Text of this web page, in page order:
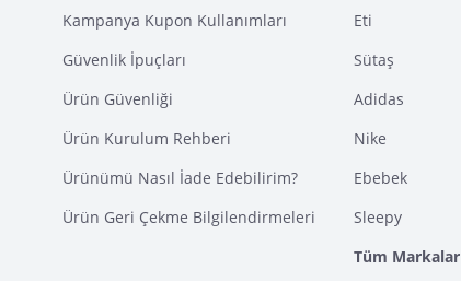
Kampanya Kupon Kullanımları
Güvenlik İpuçları
Ürün Güvenliği
Ürün Kurulum Rehberi
Ürünümü Nasıl İade Edebilirim?
Ürün Geri Çekme Bilgilendirmeleri
Eti
Sütaş
Adidas
Nike
Ebebek
Sleepy
Tüm Markalar